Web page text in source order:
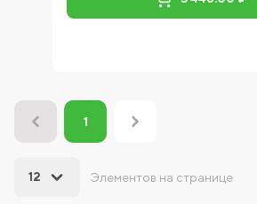
1
Элементов на странице
12